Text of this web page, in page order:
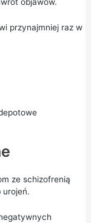
przynajmniej raz w
ze schizofrenią
urojeń.